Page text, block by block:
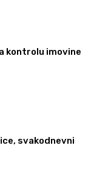
kontrolu imovine
svakodnevni